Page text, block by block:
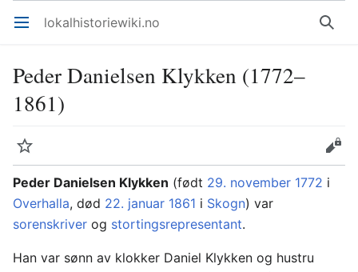
Åpne hovedmenyen lokalhistoriewiki.no Søk
Peder Danielsen Klykken (1772–
1861)
Overvåk
Rediger
Peder Danielsen Klykken (født 29. november 1772 i
Overhalla, død 22. januar 1861 i Skogn) var
sorenskriver og stortingsrepresentant.
Han var sønn av klokker Daniel Klykken og hustru